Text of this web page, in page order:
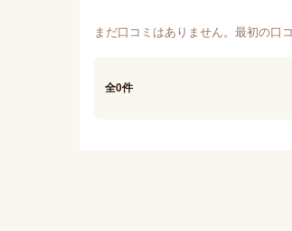
まだ口コミはありません。最初の口
全0件